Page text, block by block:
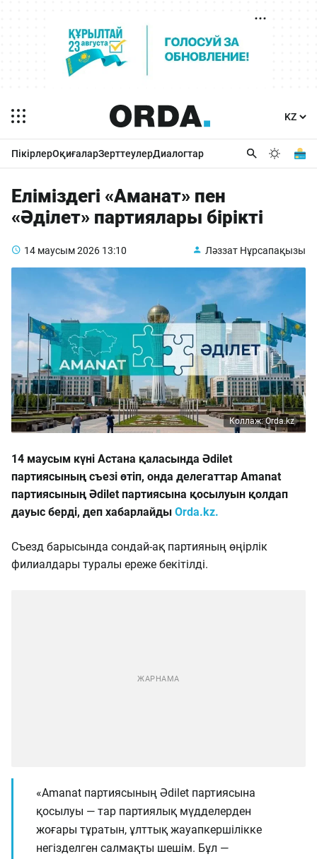
ПікірлерОқиғаларЗерттеулерДиалогтар
Еліміздегі «Aманат» пен
«Әділет» партиялары бірікті
14 маусым 2026 13:10 Ләззат Нұрсапақызы
Коллаж: Orda.kz
14 маусым күні Астана қаласында Әdilet
партиясының съезі өтіп, онда делегаттар Amanat
партиясының Әdilet партиясына қосылуын қолдап
дауыс берді, деп хабарлайды Orda.kz.
Съезд барысында сондай-ақ партияның өңірлік
филиалдары туралы ереже бекітілді.
«Amanat партиясының Әdilet партиясына
қосылуы — тар партиялық мүдделерден
жоғары тұратын, ұлттық жауапкершілікке
негізделген салмақты шешім. Бұл —